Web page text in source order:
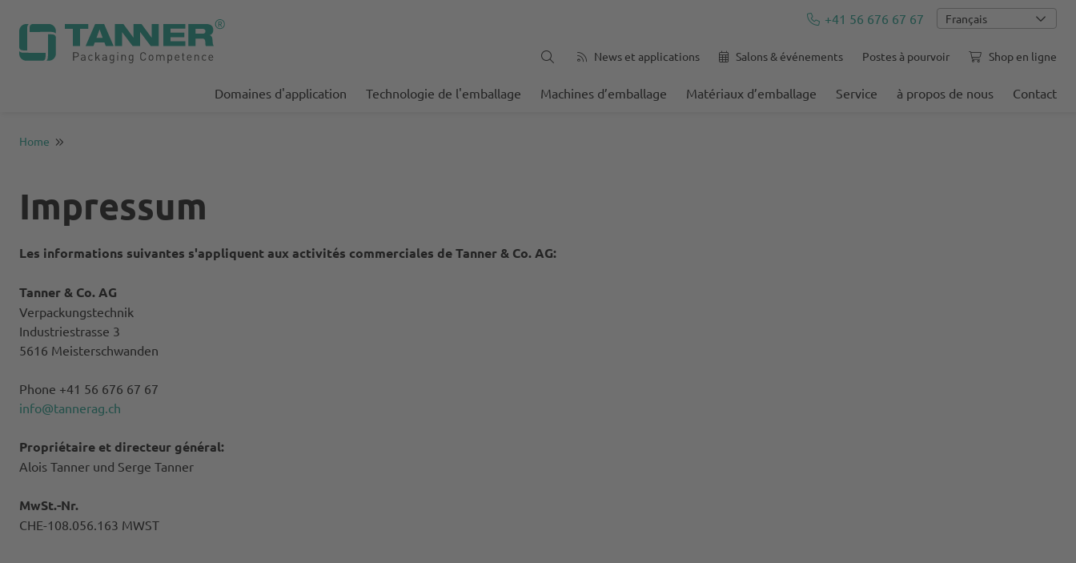
+41 56 676 67 67 Français
News et applications Salons & événements Postes à pourvoir Shop en ligne
Domaines d'application Technologie de l'emballage Machines d’emballage Matériaux d’emballage Service à propos de nous Contact
Home
Impressum
Les informations suivantes s'appliquent aux activités commerciales de Tanner & Co. AG:
Tanner & Co. AG
Verpackungstechnik
Industriestrasse 3
5616 Meisterschwanden
Phone +41 56 676 67 67
info@tannerag.ch
Propriétaire et directeur général:
Alois Tanner und Serge Tanner
MwSt.-Nr.
CHE-108.056.163 MWST